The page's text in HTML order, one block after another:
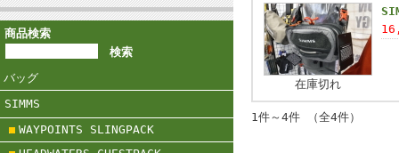
商品検索
バッグ
SIMMS
WAYPOINTS SLINGPACK
在庫切れ
1件～4件 （全4件）